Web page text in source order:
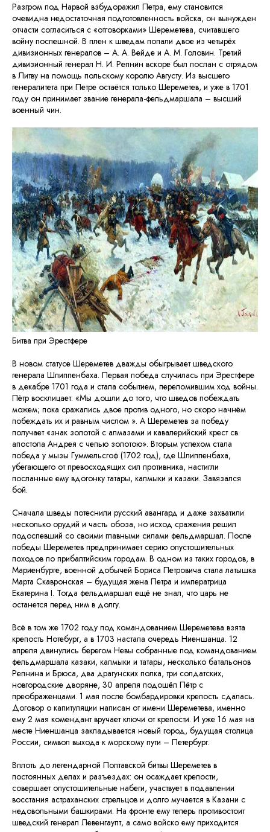
Разгром под Нарвой взбудоражил Петра, ему становится
очевидна недостаточная подготовленность войска, он вынужден
отчасти согласиться с «отговорками» Шереметева, считавшего
войну поспешной. В плен к шведам попали двое из четырёх
дивизионных генералов – А. А. Вейде и А. М. Головин. Третий
дивизионный генерал Н. И. Репнин вскоре был послан с отрядом
в Литву на помощь польскому королю Августу. Из высшего
генералитета при Петре остаётся только Шереметев, и уже в 1701
году он принимает звание генерала-фельдмаршала – высший
военный чин.
Битва при Эрестфере
В новом статусе Шереметев дважды обыгрывает шведского
генерала Шлиппенбаха. Первая победа случилась при Эрестфере
в декабре 1701 года и стала событием, переломившим ход войны.
Пётр восклицает: «Мы дошли до того, что шведов побеждать
можем; пока сражались двое против одного, но скоро начнём
побеждать их и равным числом ». А Шереметев за победу
получает «знак золотой с алмазами и кавалерийский крест св.
апостола Андрея с чепью золотою». Вторым успехом стала
победа у мызы Гуммельсгоф (1702 год), где Шлиппенбаха,
убегающего от превосходящих сил противника, настигли
посланные ему вдогонку татары, калмыки и казаки. Завязался
бой.
Сначала шведы потеснили русский авангард и даже захватили
несколько орудий и часть обоза, но исход сражения решил
подоспевший со своими главными силами фельдмаршал. После
победы Шереметев предпринимает серию опустошительных
походов по прибалтийским городам. В одном из таких городов, в
Мариенбурге, военной добычей Бориса Петровича стала латышка
Марта Скавронская – будущая жена Петра и императрица
Екатерина I. Тогда фельдмаршал ещё не знал, что царь не
останется перед ним в долгу.
Всё в том же 1702 году под командованием Шереметева взята
крепость Нотебург, а в 1703 настала очередь Ниеншанца. 12
апреля двинулись берегом Невы собранные под командованием
фельдмаршала казаки, калмыки и татары, несколько батальонов
Репнина и Брюса, два драгунских полка, три солдатских,
новгородские дворяне, 30 апреля подошёл Пётр с
преображенцами. 1 мая после бомбардировки крепость сдалась.
Договор о капитуляции написан от имени Шереметева, именно
ему 2 мая комендант вручает ключи от крепости. И уже 16 мая на
месте Ниеншанца закладывается новый город, будущая столица
России, символ выхода к морскому пути – Петербург.
Вплоть до легендарной Полтавской битвы Шереметев в
постоянных делах и разъездах: он осаждает крепости,
совершает опустошительные набеги, участвует в подавлении
восстания астраханских стрельцов и долго мучается в Казани с
недовольными башкирами. На фронте ему теперь противостоит
шведский генерал Левенгаупт, а само войско ему приходится